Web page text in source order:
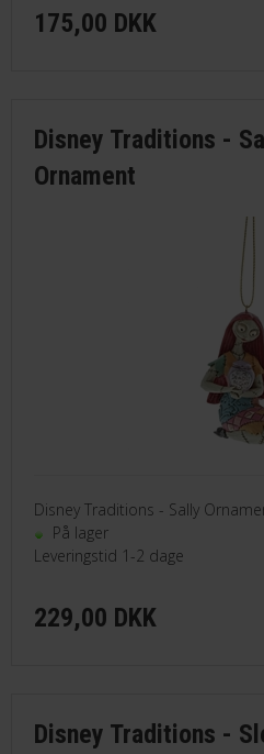
175,00 DKK
Disney Traditions -
Ornament
Disney Traditions - Sally
På lager
Leveringstid 1-2 dage
229,00 DKK
Disney Traditions -